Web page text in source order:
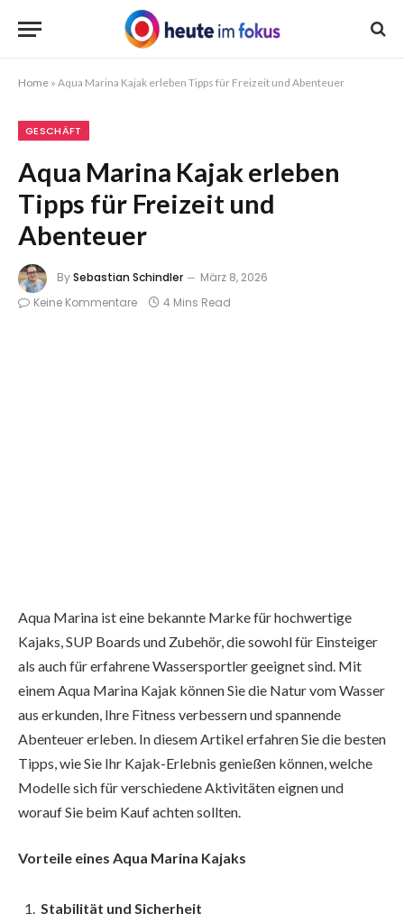
Home » Aqua Marina Kajak erleben Tipps für Freizeit und Abenteuer
GESCHÄFT
Aqua Marina Kajak erleben
Tipps für Freizeit und
Abenteuer
BySebastian Schindler
März 8, 2026
Keine Kommentare
4 Mins Read
Aqua Marina ist eine bekannte Marke für hochwertige
Kajaks, SUP Boards und Zubehör, die sowohl für Einsteiger
als auch für erfahrene Wassersportler geeignet sind. Mit
einem Aqua Marina Kajak können Sie die Natur vom Wasser
aus erkunden, Ihre Fitness verbessern und spannende
Abenteuer erleben. In diesem Artikel erfahren Sie die besten
Tipps, wie Sie Ihr Kajak-Erlebnis genießen können, welche
Modelle sich für verschiedene Aktivitäten eignen und
worauf Sie beim Kauf achten sollten.
Vorteile eines Aqua Marina Kajaks
Stabilität und Sicherheit